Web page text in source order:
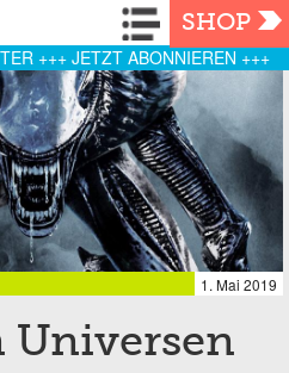
Navigation
SHOP
+++ JETZT ABONNIEREN +++
1. Mai 2019
Universen